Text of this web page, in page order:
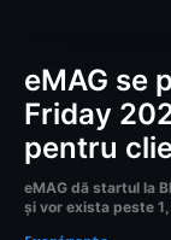
eMAG se
Friday
pentru
eMAG dă startul la
și vor exista peste